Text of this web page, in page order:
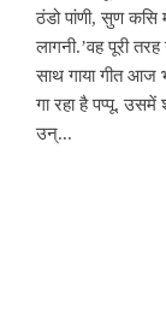
ठंडो पांणी, सुण कसि
लागनी.’वह पूरी
साथ गाया गीत आज
गा रहा है पप्पू.
उन्...